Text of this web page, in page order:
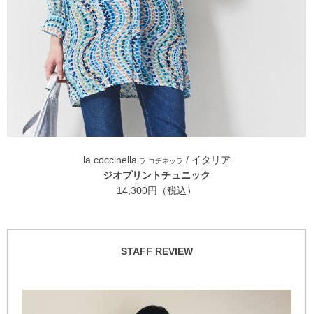
la coccinella ラ コチネッラ / イタリア
ジオプリントチュニック
14,300円（税込）
STAFF REVIEW